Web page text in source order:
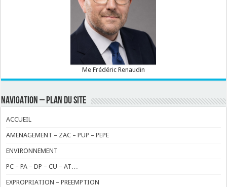
Me Frédéric Renaudin
NAVIGATION – PLAN DU SITE
ACCUEIL
AMENAGEMENT – ZAC – PUP – PEPE
ENVIRONNEMENT
PC – PA – DP – CU – AT…
EXPROPRIATION – PREEMPTION